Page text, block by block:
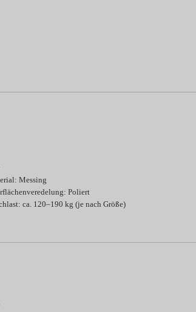
Messing
Poliert
ca. 120–190 kg (je nach Größe)